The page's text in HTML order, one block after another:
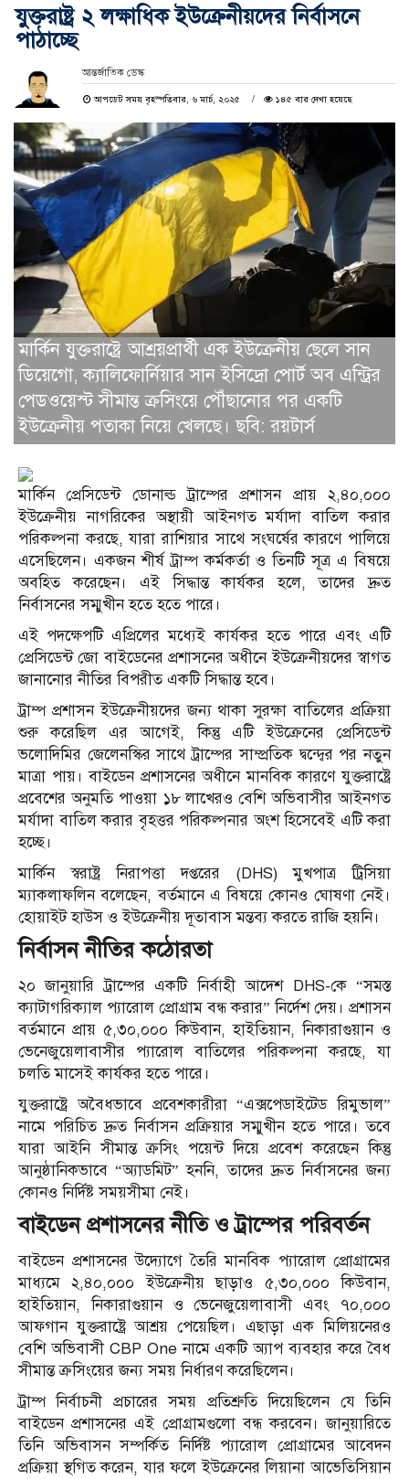
যুক্তরাষ্ট্র ২ লক্ষাধিক ইউক্রেনীয়দের নির্বাসনে
পাঠাচ্ছে
আন্তর্জাতিক ডেস্ক
আপডেট সময় বৃহস্পতিবার, ৬ মার্চ, ২০২৫ ১৪৫ বার দেখা হয়েছে
মার্কিন যুক্তরাষ্ট্রে আশ্রয়প্রার্থী এক ইউক্রেনীয় ছেলে সান
ডিয়েগো, ক্যালিফোর্নিয়ার সান ইসিদ্রো পোর্ট অব এন্ট্রির
পেডওয়েস্ট সীমান্ত ক্রসিংয়ে পৌঁছানোর পর একটি
ইউক্রেনীয় পতাকা নিয়ে খেলছে। ছবি: রয়টার্স
মার্কিন প্রেসিডেন্ট ডোনাল্ড ট্রাম্পের প্রশাসন প্রায় ২,৪০,০০০
ইউক্রেনীয় নাগরিকের অস্থায়ী আইনগত মর্যাদা বাতিল করার
পরিকল্পনা করছে, যারা রাশিয়ার সাথে সংঘর্ষের কারণে পালিয়ে
এসেছিলেন। একজন শীর্ষ ট্রাম্প কর্মকর্তা ও তিনটি সূত্র এ বিষয়ে
অবহিত করেছেন। এই সিদ্ধান্ত কার্যকর হলে, তাদের দ্রুত
নির্বাসনের সম্মুখীন হতে হতে পারে।
এই পদক্ষেপটি এপ্রিলের মধ্যেই কার্যকর হতে পারে এবং এটি
প্রেসিডেন্ট জো বাইডেনের প্রশাসনের অধীনে ইউক্রেনীয়দের স্বাগত
জানানোর নীতির বিপরীত একটি সিদ্ধান্ত হবে।
ট্রাম্প প্রশাসন ইউক্রেনীয়দের জন্য থাকা সুরক্ষা বাতিলের প্রক্রিয়া
শুরু করেছিল এর আগেই, কিন্তু এটি ইউক্রেনের প্রেসিডেন্ট
ভলোদিমির জেলেনস্কির সাথে ট্রাম্পের সাম্প্রতিক দ্বন্দ্বের পর নতুন
মাত্রা পায়। বাইডেন প্রশাসনের অধীনে মানবিক কারণে যুক্তরাষ্ট্রে
প্রবেশের অনুমতি পাওয়া ১৮ লাখেরও বেশি অভিবাসীর আইনগত
মর্যাদা বাতিল করার বৃহত্তর পরিকল্পনার অংশ হিসেবেই এটি করা
হচ্ছে।
মার্কিন স্বরাষ্ট্র নিরাপত্তা দপ্তরের (DHS) মুখপাত্র ট্রিসিয়া
ম্যাকলাফলিন বলেছেন, বর্তমানে এ বিষয়ে কোনও ঘোষণা নেই।
হোয়াইট হাউস ও ইউক্রেনীয় দূতাবাস মন্তব্য করতে রাজি হয়নি।
নির্বাসন নীতির কঠোরতা
২০ জানুয়ারি ট্রাম্পের একটি নির্বাহী আদেশ DHS-কে “সমস্ত
ক্যাটাগরিক্যাল প্যারোল প্রোগ্রাম বন্ধ করার” নির্দেশ দেয়। প্রশাসন
বর্তমানে প্রায় ৫,৩০,০০০ কিউবান, হাইতিয়ান, নিকারাগুয়ান ও
ভেনেজুয়েলাবাসীর প্যারোল বাতিলের পরিকল্পনা করছে, যা
চলতি মাসেই কার্যকর হতে পারে।
যুক্তরাষ্ট্রে অবৈধভাবে প্রবেশকারীরা “এক্সপেডাইটেড রিমুভাল”
নামে পরিচিত দ্রুত নির্বাসন প্রক্রিয়ার সম্মুখীন হতে পারে। তবে
যারা আইনি সীমান্ত ক্রসিং পয়েন্ট দিয়ে প্রবেশ করেছেন কিন্তু
আনুষ্ঠানিকভাবে “অ্যাডমিট” হননি, তাদের দ্রুত নির্বাসনের জন্য
কোনও নির্দিষ্ট সময়সীমা নেই।
বাইডেন প্রশাসনের নীতি ও ট্রাম্পের পরিবর্তন
বাইডেন প্রশাসনের উদ্যোগে তৈরি মানবিক প্যারোল প্রোগ্রামের
মাধ্যমে ২,৪০,০০০ ইউক্রেনীয় ছাড়াও ৫,৩০,০০০ কিউবান,
হাইতিয়ান, নিকারাগুয়ান ও ভেনেজুয়েলাবাসী এবং ৭০,০০০
আফগান যুক্তরাষ্ট্রে আশ্রয় পেয়েছিল। এছাড়া এক মিলিয়নেরও
বেশি অভিবাসী CBP One নামে একটি অ্যাপ ব্যবহার করে বৈধ
সীমান্ত ক্রসিংয়ের জন্য সময় নির্ধারণ করেছিলেন।
ট্রাম্প নির্বাচনী প্রচারের সময় প্রতিশ্রুতি দিয়েছিলেন যে তিনি
বাইডেন প্রশাসনের এই প্রোগ্রামগুলো বন্ধ করবেন। জানুয়ারিতে
তিনি অভিবাসন সম্পর্কিত নির্দিষ্ট প্যারোল প্রোগ্রামের আবেদন
প্রক্রিয়া স্থগিত করেন, যার ফলে ইউক্রেনের লিয়ানা আভেতিসিয়ান